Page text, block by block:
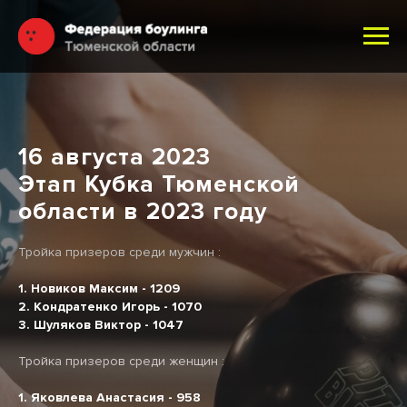
16 августа 2023
Этап Кубка Тюменской
области в 2023 году
Тройка призеров среди мужчин :
1. Новиков Максим - 1209
2. Кондратенко Игорь - 1070
3. Шуляков Виктор - 1047
Тройка призеров среди женщин :
1. Яковлева Анастасия - 958